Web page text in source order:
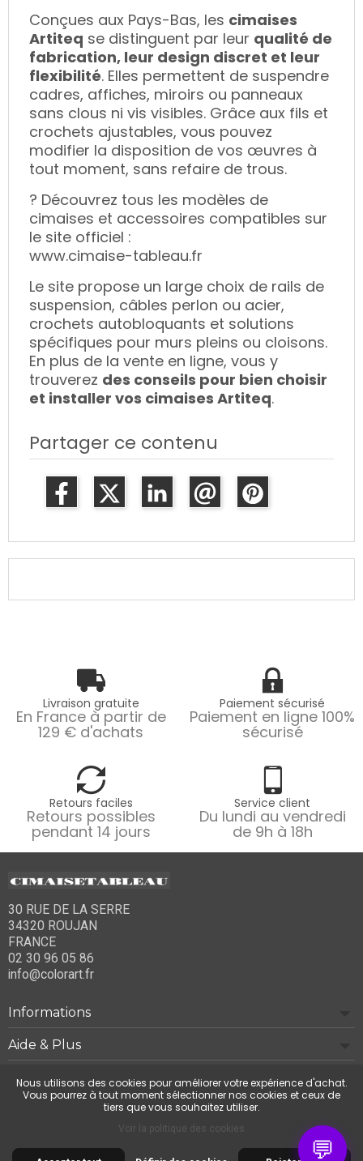
Conçues aux Pays-Bas, les cimaises
Artiteq se distinguent par leur qualité de
fabrication, leur design discret et leur
flexibilité. Elles permettent de suspendre
cadres, affiches, miroirs ou panneaux
sans clous ni vis visibles. Grâce aux fils et
crochets ajustables, vous pouvez
modifier la disposition de vos œuvres à
tout moment, sans refaire de trous.
? Découvrez tous les modèles de
cimaises et accessoires compatibles sur
le site officiel :
www.cimaise-tableau.fr
Le site propose un large choix de rails de
suspension, câbles perlon ou acier,
crochets autobloquants et solutions
spécifiques pour murs pleins ou cloisons.
En plus de la vente en ligne, vous y
trouverez des conseils pour bien choisir
et installer vos cimaises Artiteq.
Partager ce contenu
Livraison gratuite
En France à partir de
129 € d'achats
Paiement sécurisé
Paiement en ligne 100%
sécurisé
Retours faciles
Retours possibles
pendant 14 jours
Service client
Du lundi au vendredi
de 9h à 18h
30 RUE DE LA SERRE
34320 ROUJAN
FRANCE
02 30 96 05 86
info@colorart.fr
Informations
Aide & Plus
Notre société
Contactez-nous
💬
Nous utilisons des cookies pour améliorer votre expérience d'achat.
Vous pourrez à tout moment sélectionner nos cookies et ceux de
tiers que vous souhaitez utiliser.
Voir la politique des cookies